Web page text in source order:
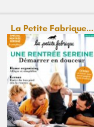
La Petite Fabrique...